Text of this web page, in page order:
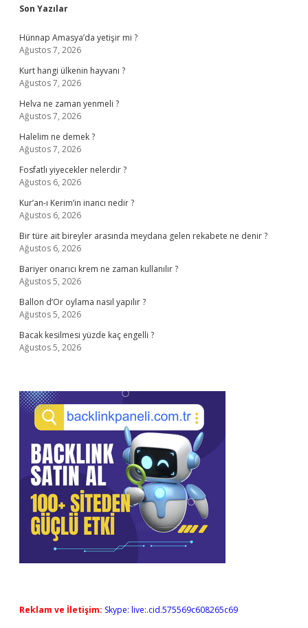
Sidebar
Son Yazılar
Hünnap Amasya’da yetişir mi ?
Ağustos 7, 2026
Kurt hangi ülkenin hayvanı ?
Ağustos 7, 2026
Helva ne zaman yenmeli ?
Ağustos 7, 2026
Halelim ne demek ?
Ağustos 7, 2026
Fosfatlı yiyecekler nelerdir ?
Ağustos 6, 2026
Kur’an-ı Kerim’in inancı nedir ?
Ağustos 6, 2026
Bir türe ait bireyler arasında meydana gelen rekabete ne denir ?
Ağustos 6, 2026
Bariyer onarıcı krem ne zaman kullanılır ?
Ağustos 5, 2026
Ballon d’Or oylama nasıl yapılır ?
Ağustos 5, 2026
Bacak kesilmesi yüzde kaç engelli ?
Ağustos 5, 2026
Reklam ve İletişim: Skype: live:.cid.575569c608265c69